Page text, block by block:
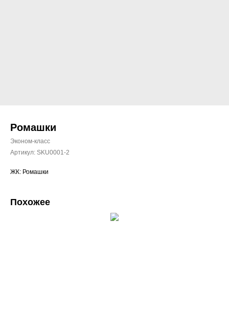
Ромашки
Эконом-класс
Артикул: SKU0001-2
ЖК: Ромашки
Похожее